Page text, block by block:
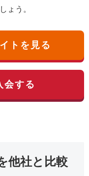
ょう。
トを見る
会する
他社と比較